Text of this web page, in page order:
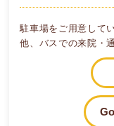
駐車場をご用意して
他、バスでの来院・